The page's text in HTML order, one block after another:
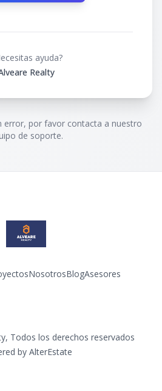
ayuda?
Realty
error, por favor contacta a nuestro
de soporte.
NosotrosBlogAsesores
, Todos los derechos reservados
by AlterEstate